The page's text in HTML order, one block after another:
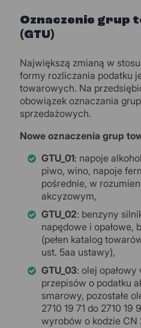
Oznaczenie grup
(GTU)
Największą zmianą w
formy rozliczania podatku
towarowych. Na
obowiązek oznaczania
sprzedażowych.
Nowe oznaczenia grup
GTU_01: napoje
piwo, wino, napoje
pośrednie, w
akcyzowym,
GTU_02: benzyny
napędowe i opałowe,
(pełen katalog
ust. 5aa ustawy),
GTU_03: olej
przepisów o podatku
smarowy, pozostałe
2710 19 71 do 2710 19
wyrobów o kodzie CN